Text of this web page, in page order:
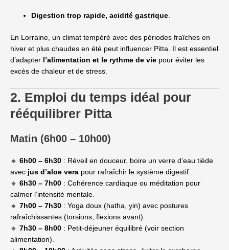
Digestion trop rapide, acidité gastrique
En Lorraine, un climat tempéré avec des périodes fraîches en
hiver et plus chaudes en été peut influencer Pitta. Il est essentiel
d’adapter l’alimentation et le rythme de vie pour éviter les
excès de chaleur et de stress.
2. Emploi du temps idéal pour
rééquilibrer Pitta
Matin (6h00 – 10h00)
🔹 6h00 – 6h30 : Réveil en douceur, boire un verre d’eau tiède
avec jus d’aloe vera pour rafraîchir le système digestif.
🔹 6h30 – 7h00 : Cohérence cardiaque ou méditation pour
calmer l’intensité mentale.
🔹 7h00 – 7h30 : Yoga doux (hatha, yin) avec postures
rafraîchissantes (torsions, flexions avant).
🔹 7h30 – 8h00 : Petit-déjeuner équilibré (voir section
alimentation).